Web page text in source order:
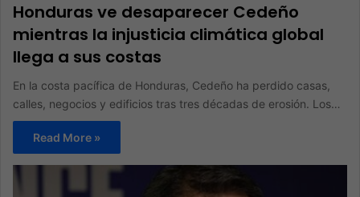
Honduras ve desaparecer Cedeño
mientras la injusticia climática global
llega a sus costas
En la costa pacífica de Honduras, Cedeño ha perdido casas,
calles, negocios y edificios tras tres décadas de erosión. Los…
Read More »